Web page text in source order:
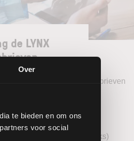
Over
te bieden en om ons
voor social
de LYNX
gewenste LYNX Nieuwsbrieven
Morning Call (dagelijks)
analyse AEX (wekelijks)